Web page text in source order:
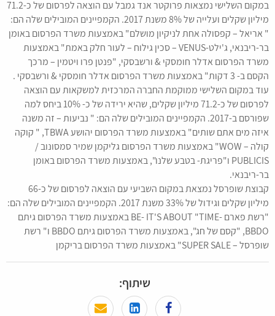
במקום השלישי נמצאות פרוקטר אנד גמבל עם הוצאה לפרסום של כ-71.2
מיליון שקלים ועלייה של 8% משנת 2017. הקמפיינים המובילים שלה הם:
" אריאל – קפסולה אחת לניקיון מושלם" באמצעות משרד הפרסום באומן
בר-ריבנאי, ג'ילט-VENUS – סכין גילוח – לעור חלק באמת" באמצעות
משרד הפרסום אדלר חומסקי & ורשבסקי, "פנטן פרו ויטמין – מרכך
הקסם ב- 3 דקות" באמצעות משרד הפרסום אדלר חומסקי & ורשבסקי .
עוד במקום השלישי ממוקמת החברה המרכזית למשקאות עם הוצאה
לפרסום של כ-71.2 מיליון שקלים, שהיא ירידה של כ- 10% ביחס למה
שפורסם ב-2017. הקמפיינים המובילים שלה הם: " נביעות – זה משנה
איזה מים אתם שותים" באמצעות משרד הפרסום יהושע TBWA, " קוקה
קולה – WOW" באמצעות משרד הפרסום גליקמן שמיר סמסונוב /
PUBLICIS ו"פריגת- בטבע שלנו", באמצעות משרד הפרסום באומן
בר-ריבנאי.
קבוצת שופרסל נמצאת במקום השביעי עם הוצאה לפרסום של כ-66
מיליון שקלים וגידול של 33% משנת 2017. הקמפיינים המובילים שלה הם:
"רשת פארם -BE- IT'S ABOUT "TIME באמצעות משרד הפרסום גיתם
BBDO, "קסם של חג", באמצעות משרד הפרסום גיתם BBDO ו" רשת
שופרסל – SUPER SALE" באמצעות משרד הפרסום בריקמן
שיתוף: